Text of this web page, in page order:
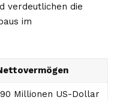
verdeutlichen die
im
Millionen US-Dollar